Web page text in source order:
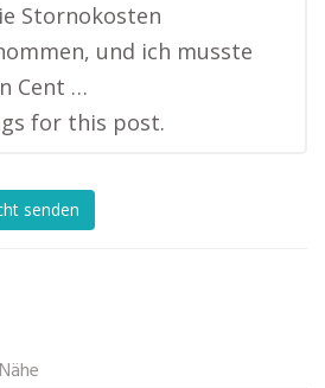
Stornokosten
und ich musste
Cent …
for this post.
senden